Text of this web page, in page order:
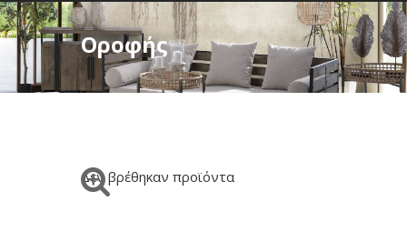
Οροφής
Δεν βρέθηκαν προϊόντα